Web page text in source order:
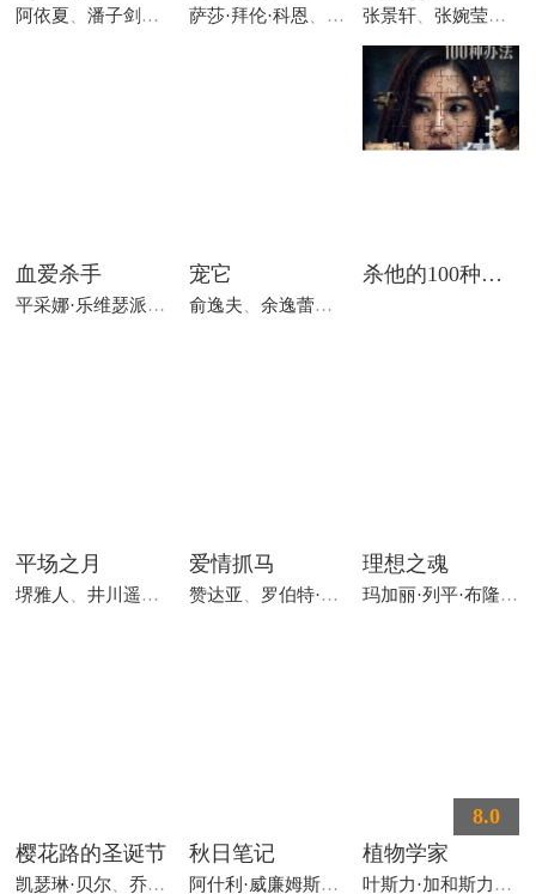
阿依夏 、潘子剑 、 沈丹萍萨莎·拜伦·科恩 裴淳华、汤姆·戴维斯
张景轩、 张婉莹、
血爱杀手
平采娜·乐维瑟派布恩 、塔纳波·里拉塔纳卡邹
宠它
俞逸夫 余逸蕾、
杀他的100种办法
平场之月
堺雅人 、井川遥、 坂元爱登
爱情抓马
赞达亚 罗伯特·帕丁森 、阿拉娜·哈伊姆
理想之魂
玛加丽·列平·布隆多
樱花路的圣诞节
凯瑟琳·贝尔 、乔纳森·本内特 、加勒特·布莱克
秋日笔记
阿什利·威廉姆斯
、 卢克·马可法莱恩、马库
8.0
植物学家
叶斯力·加和斯力克